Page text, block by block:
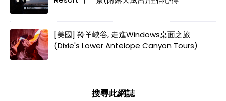
[美國] 羚羊峽谷, 走進Windows桌面之旅
(Dixie's Lower Antelope Canyon Tours)
搜尋此網誌